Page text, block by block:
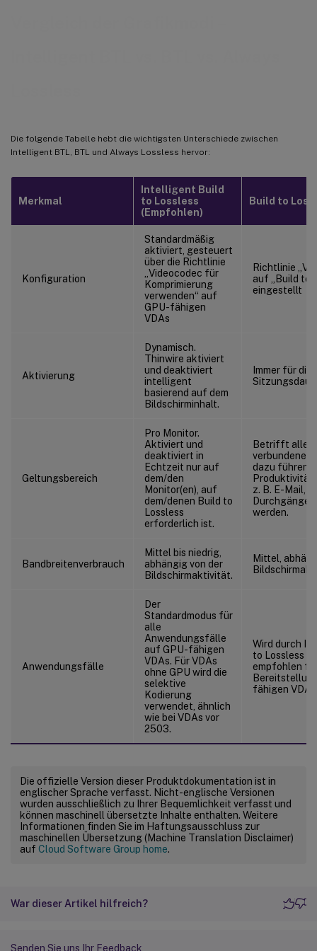
Die folgende Tabelle hebt die wichtigsten Unterschiede zwischen
Intelligent BTL, BTL und Always Lossless hervor:
Merkmal
Intelligent Build
to Lossless
(Empfohlen)
Build to
Konfiguration
Standardmäßig
aktiviert, gesteuert
über die Richtlinie
„Videocodec für
Komprimierung
verwenden“ auf
GPU-fähigen
VDAs
Richtlinie
auf „Build to
eingestellt
Aktivierung
Dynamisch.
Thinwire aktiviert
und deaktiviert
intelligent
basierend auf dem
Bildschirminhalt.
Immer für die
Geltungsbereich
Pro Monitor.
Aktiviert und
deaktiviert in
Echtzeit nur auf
dem/den
Monitor(en), auf
dem/denen Build to
Lossless
erforderlich ist.
Betrifft alle
verbundenen
dazu führen
z. B. E-Mail,
werden.
Bandbreitenverbrauch
Mittel bis niedrig,
abhängig von der
Bildschirmaktivität.
Mittel,
Anwendungsfälle
Der
Standardmodus für
alle
Anwendungsfälle
auf GPU-fähigen
VDAs. Für VDAs
ohne GPU wird die
selektive
Kodierung
verwendet, ähnlich
wie bei VDAs vor
2503.
Wird durch
to Lossless
empfohlen
fähigen
Die offizielle Version dieser Produktdokumentation ist in
englischer Sprache verfasst. Nicht-englische Versionen
wurden ausschließlich zu Ihrer Bequemlichkeit verfasst und
können maschinell übersetzte Inhalte enthalten. Weitere
Informationen finden Sie im Haftungsausschluss zur
maschinellen Übersetzung (Machine Translation Disclaimer)
auf Cloud Software Group home.
War dieser Artikel hilfreich?
Senden Sie uns Ihr Feedback